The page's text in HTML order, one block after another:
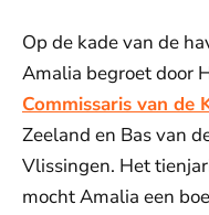
Op de kade van de
Amalia begroet door
Commissaris van de
Zeeland en Bas van
Vlissingen. Het
mocht Amalia een